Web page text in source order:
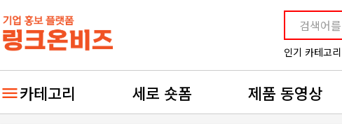
인기 카테고리
카테고리 세로 숏폼 제품 동영상